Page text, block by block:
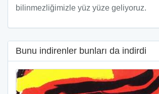
bilinmezliğimizle yüz yüze geliyoruz.
Bunu indirenler bunları da indirdi